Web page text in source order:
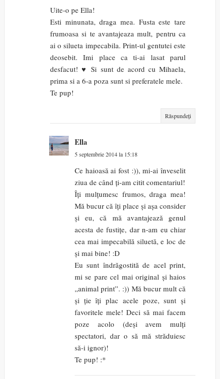
Uite-o pe Ella!
Esti minunata, draga mea. Fusta este tare
frumoasa si te avantajeaza mult, pentru ca
ai o silueta impecabila. Print-ul gentutei este
deosebit. Imi place ca ti-ai lasat parul
desfacut! ♥ Si sunt de acord cu Mihaela,
prima si a 6-a poza sunt si preferatele mele.
Te pup!
Răspundeți
Ella
5 septembrie 2014 la 15:18
Ce haioasă ai fost :)), mi-ai înveselit
ziua de când ți-am citit comentariul!
Îți mulțumesc frumos, draga mea!
Mă bucur că îți place și așa consider
și eu, că mă avantajează genul
acesta de fustițe, dar n-am eu chiar
cea mai impecabilă siluetă, e loc de
și mai bine! :D
Eu sunt îndrăgostită de acel print,
mi se pare cel mai original și haios
„animal print”. :)) Mă bucur mult că
și ție îți plac acele poze, sunt și
favoritele mele! Deci să mai facem
poze acolo (deși avem mulți
spectatori, dar o să mă străduiesc
să-i ignor)!
Te pup! :*